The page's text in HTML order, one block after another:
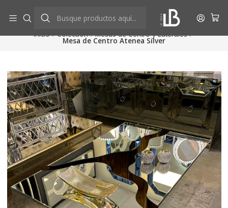
Ver más
Inicio Colección Mesas de Centro y Laterales
Mesa de Centro Atenea Silver